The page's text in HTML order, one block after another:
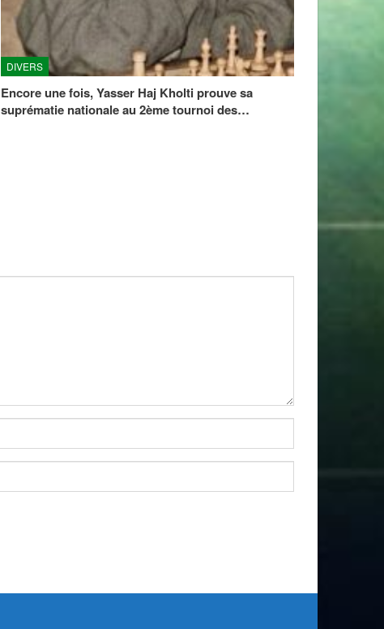
DIVERS
Encore une fois, Yasser Haj Kholti prouve sa
suprématie nationale au 2ème tournoi des…